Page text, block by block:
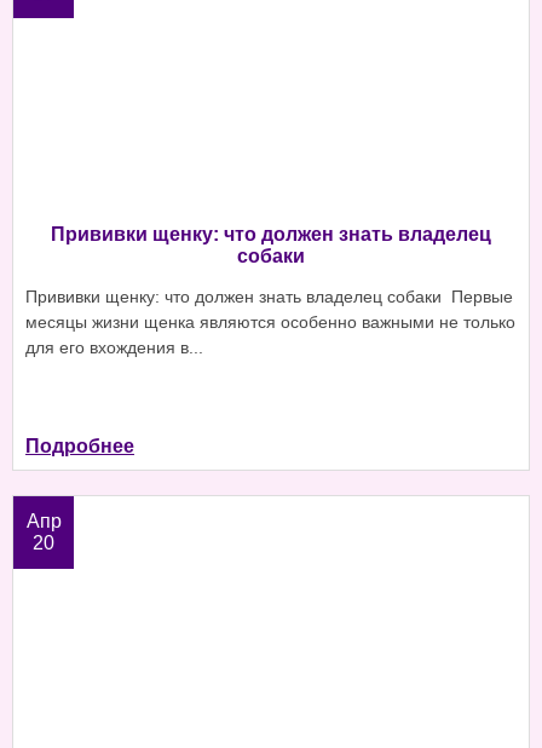
Прививки щенку: что должен знать владелец
собаки
Прививки щенку: что должен знать владелец собаки Первые
месяцы жизни щенка являются особенно важными не только
для его вхождения в...
Подробнее
Апр
20